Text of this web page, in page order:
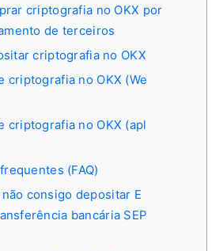
criptografia no OKX por
de terceiros
criptografia no OKX
criptografia no OKX (We
criptografia no OKX (apl
(FAQ)
consigo depositar E
bancária SEP